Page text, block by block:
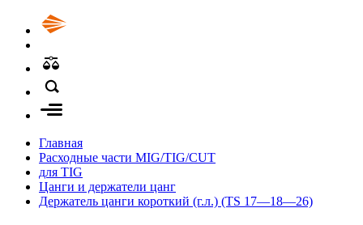
Главная
Расходные части MIG/TIG/CUT
для TIG
Цанги и держатели цанг
Держатель цанги короткий (г.л.) (TS 17—18—26)